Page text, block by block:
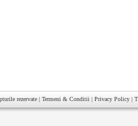
rezervate | Termeni & Conditii | Privacy Policy |